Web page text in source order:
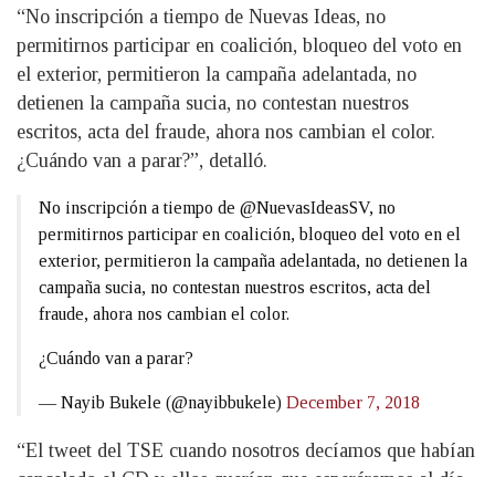
“No inscripción a tiempo de Nuevas Ideas, no
permitirnos participar en coalición, bloqueo del voto en
el exterior, permitieron la campaña adelantada, no
detienen la campaña sucia, no contestan nuestros
escritos, acta del fraude, ahora nos cambian el color.
¿Cuándo van a parar?”, detalló.
No inscripción a tiempo de @NuevasIdeasSV, no
permitirnos participar en coalición, bloqueo del voto en el
exterior, permitieron la campaña adelantada, no detienen la
campaña sucia, no contestan nuestros escritos, acta del
fraude, ahora nos cambian el color.
¿Cuándo van a parar?
— Nayib Bukele (@nayibbukele) December 7, 2018
“El tweet del TSE cuando nosotros decíamos que habían